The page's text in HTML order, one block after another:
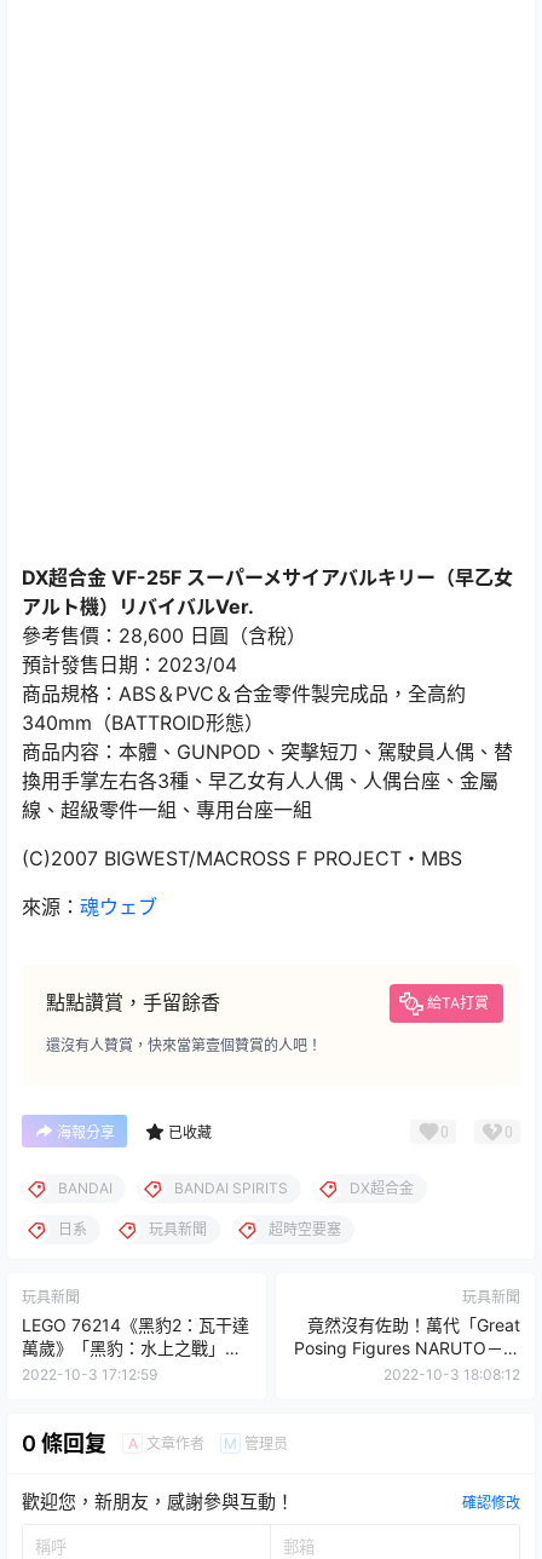
DX超合金 VF-25F スーパーメサイアバルキリー（早乙女
アルト機）リバイバルVer.
參考售價：28,600 日圓（含稅）
預計發售日期：2023/04
商品規格：ABS＆PVC＆合金零件製完成品，全高約
340mm（BATTROID形態）
商品内容：本體、GUNPOD、突擊短刀、駕駛員人偶、替
換用手掌左右各3種、早乙女有人人偶、人偶台座、金屬
線、超級零件一組、專用台座一組
(C)2007 BIGWEST/MACROSS F PROJECT・MBS
來源： 魂ウェブ
點點讚賞，手留餘香 給TA打賞
還沒有人贊賞，快來當第壹個贊賞的人吧！
海報分享 已收藏 0 0
BANDAI BANDAI SPIRITS DX超合金
日系 玩具新聞 超時空要塞
玩具新聞
LEGO 76214《黑豹2：瓦干達
萬歲》「黑豹：水上之戰」魄
力載具搭配堅強人偶陣容！
2022-10-3 17:12:59
玩具新聞
竟然沒有佐助！萬代「Great
Posing Figures NARUTO－火
影忍者疾風傳Vol.1」轉蛋
2022-10-3 18:08:12
0 條回复 A 文章作者 M 管理员
歡迎您，新朋友，感謝參與互動！ 確認修改